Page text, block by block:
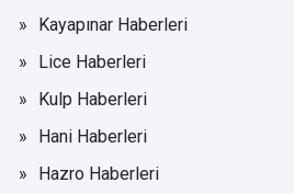
Kayapınar Haberleri
Lice Haberleri
Kulp Haberleri
Hani Haberleri
Hazro Haberleri